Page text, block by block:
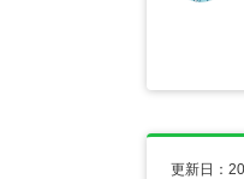
更新日：